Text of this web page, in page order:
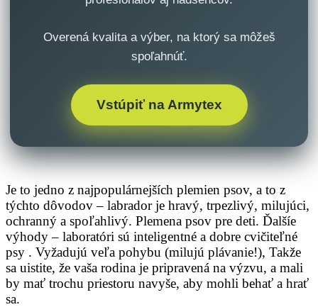
Overená kvalita a výber, na ktorý sa môžeš
spoľahnúť.
Vstúpiť na Armytex
Je to jedno z najpopulárnejších plemien psov, a to z
týchto dôvodov – labrador je hravý, trpezlivý, milujúci,
ochranný a spoľahlivý. Plemena psov pre deti. Ďalšíe
výhody – laboratóri sú inteligentné a dobre cvičiteľné
psy . Vyžadujú veľa pohybu (milujú plávanie!), Takže
sa uistite, že vaša rodina je pripravená na výzvu, a mali
by mať trochu priestoru navyše, aby mohli behať a hrať
sa.